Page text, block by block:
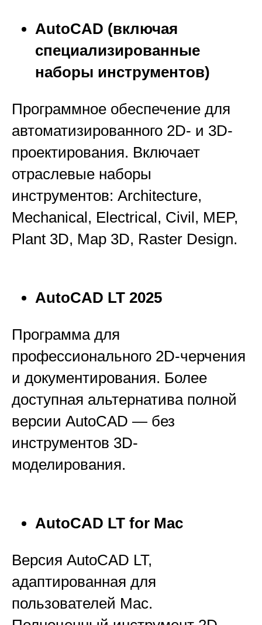
AutoCAD (включая
специализированные
наборы инструментов)
Программное обеспечение для
автоматизированного 2D- и 3D-
проектирования. Включает
отраслевые наборы
инструментов: Architecture,
Mechanical, Electrical, Civil, MEP,
Plant 3D, Map 3D, Raster Design.
AutoCAD LT 2025
Программа для
профессионального 2D-черчения
и документирования. Более
доступная альтернатива полной
версии AutoCAD — без
инструментов 3D-
моделирования.
AutoCAD LT for Mac
Версия AutoCAD LT,
адаптированная для
пользователей Mac.